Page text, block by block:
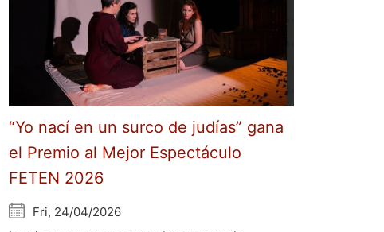
“Yo nací en un surco de judías” gana
el Premio al Mejor Espectáculo
FETEN 2026
Fri, 24/04/2026